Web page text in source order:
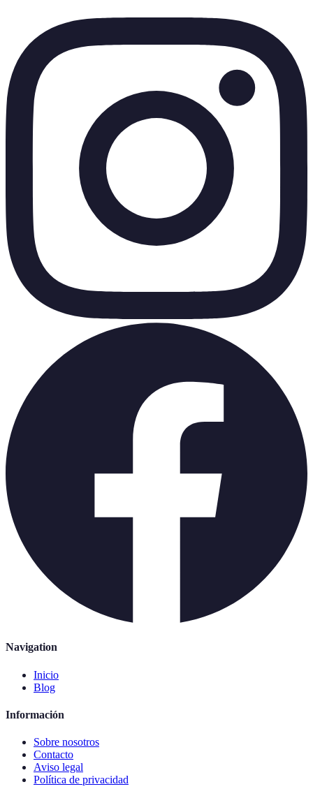
Navigation
Inicio
Blog
Información
Sobre nosotros
Contacto
Aviso legal
Política de privacidad